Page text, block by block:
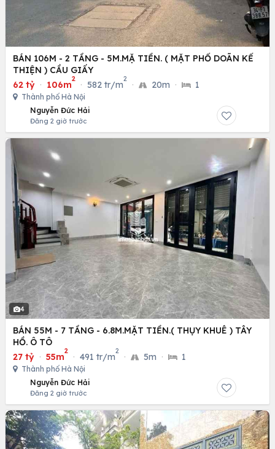
BÁN 106M - 2 TẦNG - 5M.MẶ TIỀN. ( MẶT PHỐ DOÃN KẾ
THIỆN ) CẦU GIẤY
62 tỷ · 106m
2
· 582 tr/m
2
· 20m · 1
Thành phố Hà Nội
Nguyễn Đức Hải
Đăng 2 giờ trước
4
BÁN 55M - 7 TẦNG - 6.8M.MẶT TIỀN.( THỤY KHUÊ ) TÂY
HỒ. Ô TÔ
27 tỷ · 55m
2
· 491 tr/m
2
· 5m · 1
Thành phố Hà Nội
Nguyễn Đức Hải
Đăng 2 giờ trước